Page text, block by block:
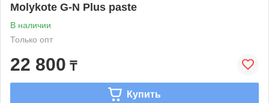
Molykote G-N Plus paste
В наличии
Только опт
22 800 ₸
Купить